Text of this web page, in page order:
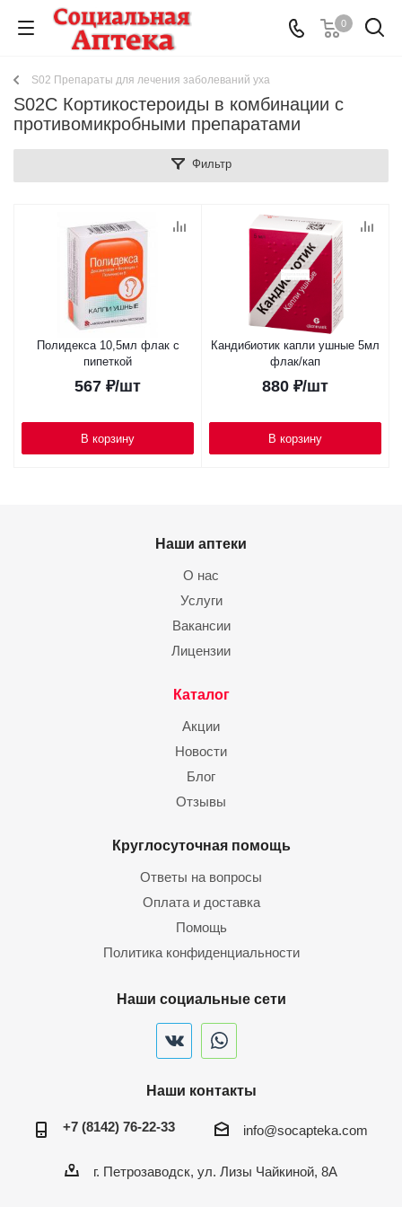
0
S02 Препараты для лечения заболеваний уха
S02C Кортикостероиды в комбинации с
противомикробными препаратами
Фильтр
Полидекса 10,5мл флак с
пипеткой
567 ₽/шт
В корзину
Кандибиотик капли ушные 5мл
флак/кап
880 ₽/шт
В корзину
Наши аптеки
О нас
Услуги
Вакансии
Лицензии
Каталог
Акции
Новости
Блог
Отзывы
Круглосуточная помощь
Ответы на вопросы
Оплата и доставка
Помощь
Политика конфиденциальности
Наши социальные сети
Наши контакты
+7 (8142) 76-22-33 info@socapteka.com
г. Петрозаводск, ул. Лизы Чайкиной, 8А